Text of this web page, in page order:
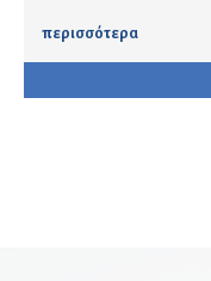
περισσότερα